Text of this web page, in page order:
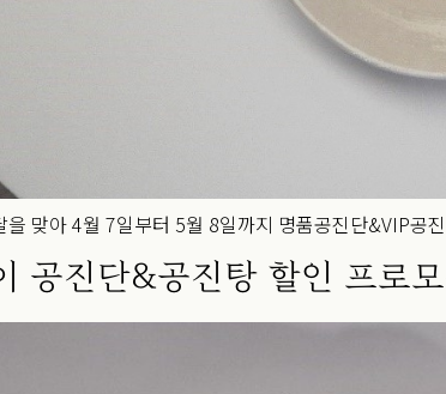
맞아 4월 7일부터 5월 8일까지 명품공진단&VIP공
공진단&공진탕 할인 프로